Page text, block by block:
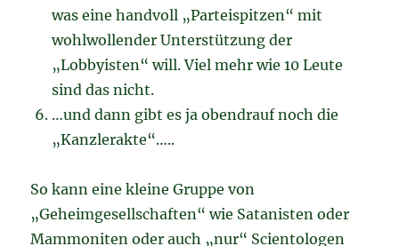
was eine handvoll „Parteispitzen“ mit
wohlwollender Unterstützung der
„Lobbyisten“ will. Viel mehr wie 10 Leute
sind das nicht.
…und dann gibt es ja obendrauf noch die
„Kanzlerakte“…..
So kann eine kleine Gruppe von
„Geheimgesellschaften“ wie Satanisten oder
Mammoniten oder auch „nur“ Scientologen